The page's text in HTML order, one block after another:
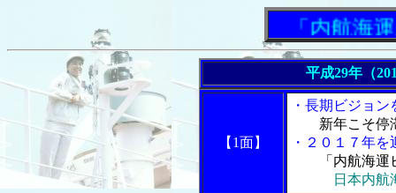
「内航海運新
平成29年（
【1面】
・長期ビジョ
新年こそ停
・２０１７年
「内航海
日本内